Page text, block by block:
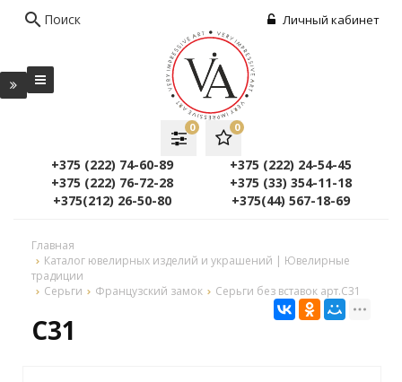
0
0
search Поиск
+375 (222) 74-60-89
+375 (222) 24-54-45
+375 (222) 76-72-28
+375 (33) 354-11-18
+375(212) 26-50-80
+375(44) 567-18-69
Личный кабинет
Главная
Каталог ювелирных изделий и украшений | Ювелирные
традиции
Серьги
Французский замок Серьги без вставок арт.C31
C31